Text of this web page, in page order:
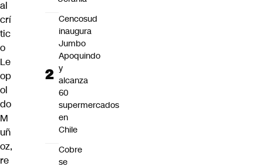
al
crí
tic
o
Le
op
ol
do
M
uñ
oz,
re
Cencosud
inaugura
Jumbo
Apoquindo
y
alcanza
60
supermercados
en
Chile
Cobre
se